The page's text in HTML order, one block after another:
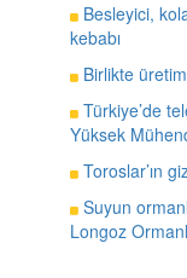
Besleyici,
kebabı
Birlikte
Türkiye’de
Yüksek
Toroslar’ın
Suyun
Longoz